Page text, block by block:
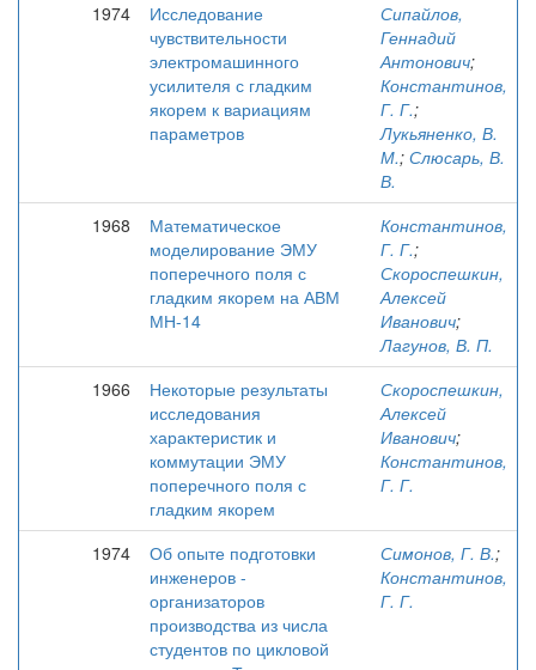
1974
Исследование
чувствительности
электромашинного
усилителя с гладким
якорем к вариациям
параметров
Сипайлов,
Геннадий
Антонович;
Константинов,
Г. Г.;
Лукьяненко, В.
М.; Слюсарь, В.
В.
1968
Математическое
моделирование ЭМУ
поперечного поля с
гладким якорем на АВМ
МН-14
Константинов,
Г. Г.;
Скороспешкин,
Алексей
Иванович;
Лагунов, В. П.
1966
Некоторые результаты
исследования
характеристик и
коммутации ЭМУ
поперечного поля с
гладким якорем
Скороспешкин,
Алексей
Иванович;
Константинов,
Г. Г.
1974
Об опыте подготовки
инженеров -
организаторов
производства из числа
студентов по цикловой
Симонов, Г. В.;
Константинов,
Г. Г.